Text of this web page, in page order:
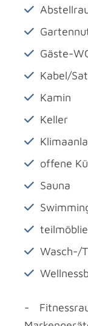
Gäste-
Kabel/
Kamin
Keller
offene
Sauna
Wasch-/
-